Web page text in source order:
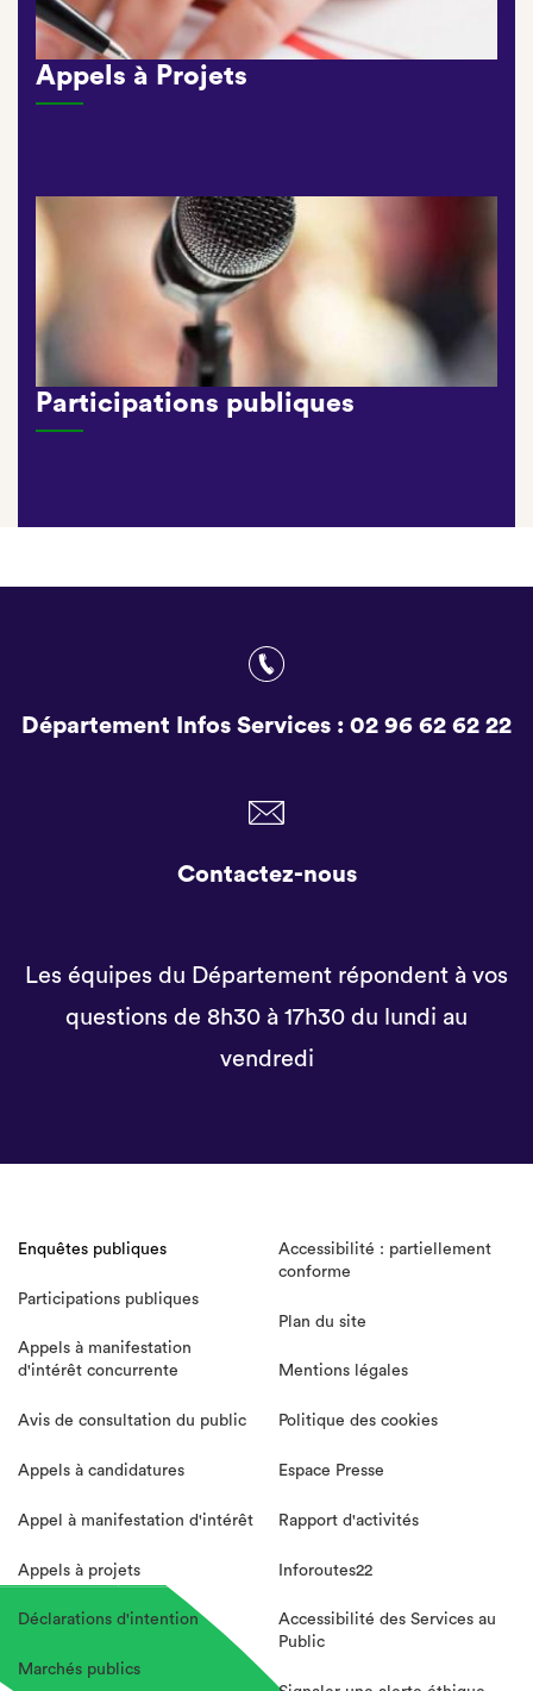
Appels à Projets
Participations publiques
Département Infos Services : 02 96 62 62 22
Contactez-nous
Les équipes du Département répondent à vos
questions de 8h30 à 17h30 du lundi au
vendredi
Enquêtes publiques
Participations publiques
Appels à manifestation
d'intérêt concurrente
Avis de consultation du public
Appels à candidatures
Appel à manifestation d'intérêt
Appels à projets
Déclarations d'intention
Marchés publics
Accessibilité : partiellement
conforme
Plan du site
Mentions légales
Politique des cookies
Espace Presse
Rapport d'activités
Inforoutes22
Accessibilité des Services au
Public